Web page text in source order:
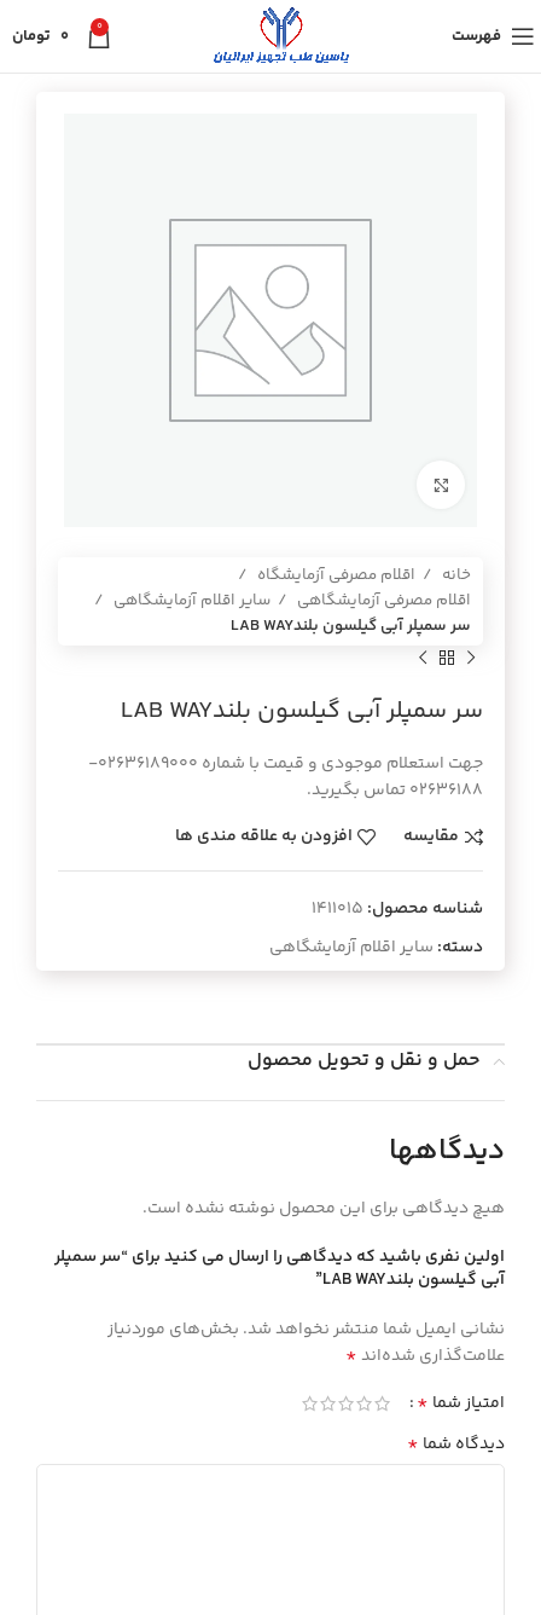
فهرست 0
0 تومان
خانه
اقلام مصرفی آزمایشگاه
اقلام مصرفی آزمایشگاهی
سایر اقلام آزمایشگاهی
سر سمپلر آبي گيلسون بلندLAB WAY
سر سمپلر آبي گيلسون بلندLAB WAY
جهت استعلام موجودی و قیمت با شماره 02636189000-
02636188 تماس بگیرید.
مقایسه
افزودن به علاقه مندی ها
شناسه محصول: 1411015
دسته: سایر اقلام آزمایشگاهی
حمل و نقل و تحویل محصول
دیدگاهها
هیچ دیدگاهی برای این محصول نوشته نشده است.
اولین نفری باشید که دیدگاهی را ارسال می کنید برای “سر سمپلر
آبي گيلسون بلندLAB WAY”
نشانی ایمیل شما منتشر نخواهد شد. بخش‌های موردنیاز
علامت‌گذاری شده‌اند*
امتیاز شما *
دیدگاه شما *